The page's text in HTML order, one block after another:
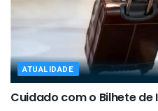
ATUALIDADE
Cuidado com o Bilhete